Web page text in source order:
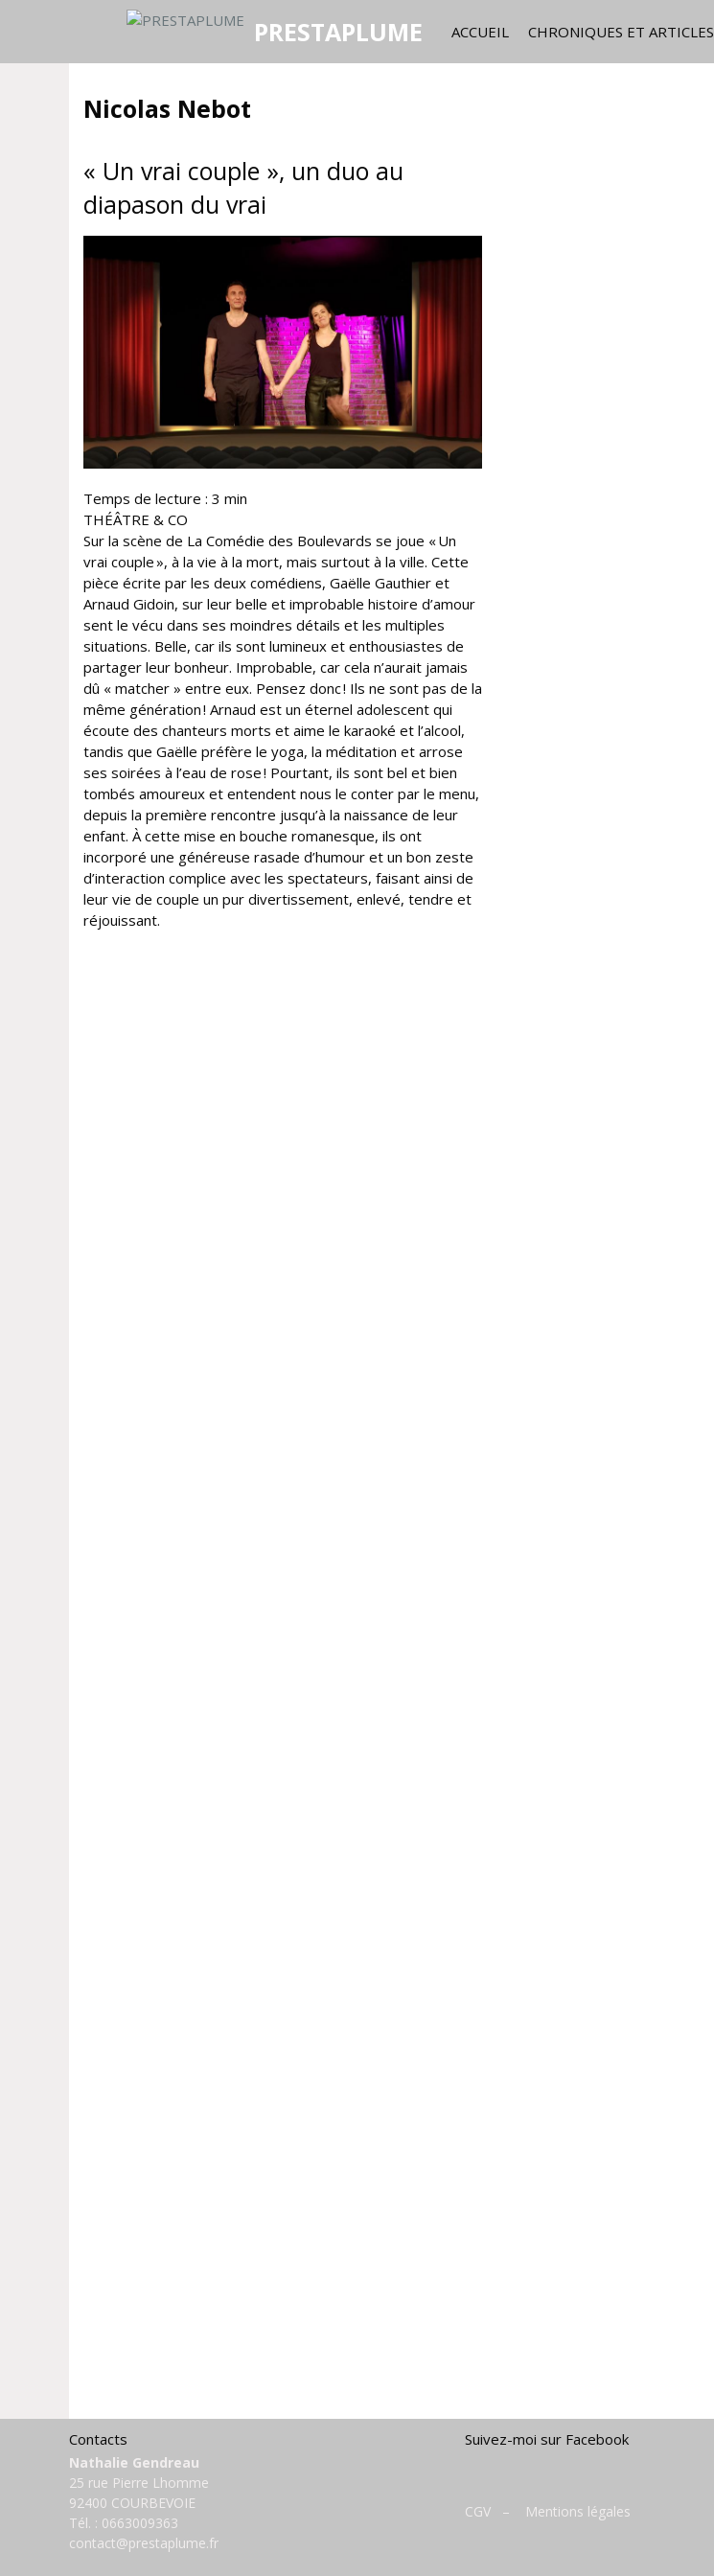
PRESTAPLUME ACCUEIL CHRONIQUES ET ARTICLES
Nicolas Nebot
« Un vrai couple », un duo au
diapason du vrai
Temps de lecture : 3 min
THÉÂTRE & CO
Sur la scène de La Comédie des Boulevards se joue « Un
vrai couple », à la vie à la mort, mais surtout à la ville. Cette
pièce écrite par les deux comédiens, Gaëlle Gauthier et
Arnaud Gidoin, sur leur belle et improbable histoire d’amour
sent le vécu dans ses moindres détails et les multiples
situations. Belle, car ils sont lumineux et enthousiastes de
partager leur bonheur. Improbable, car cela n’aurait jamais
dû « matcher » entre eux. Pensez donc ! Ils ne sont pas de la
même génération ! Arnaud est un éternel adolescent qui
écoute des chanteurs morts et aime le karaoké et l’alcool,
tandis que Gaëlle préfère le yoga, la méditation et arrose
ses soirées à l’eau de rose ! Pourtant, ils sont bel et bien
tombés amoureux et entendent nous le conter par le menu,
depuis la première rencontre jusqu’à la naissance de leur
enfant. À cette mise en bouche romanesque, ils ont
incorporé une généreuse rasade d’humour et un bon zeste
d’interaction complice avec les spectateurs, faisant ainsi de
leur vie de couple un pur divertissement, enlevé, tendre et
réjouissant.
Contacts
Nathalie Gendreau
25 rue Pierre Lhomme
92400 COURBEVOIE
Tél. : 0663009363
contact@prestaplume.fr
Suivez-moi sur Facebook
CGV – Mentions légales